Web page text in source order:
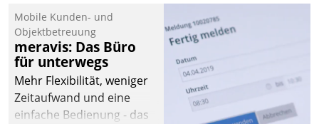
Mobile Kunden- und
Objektbetreuung
meravis: Das Büro
für unterwegs
Mehr Flexibilität, weniger
Zeitaufwand und eine
einfache Bedienung - das